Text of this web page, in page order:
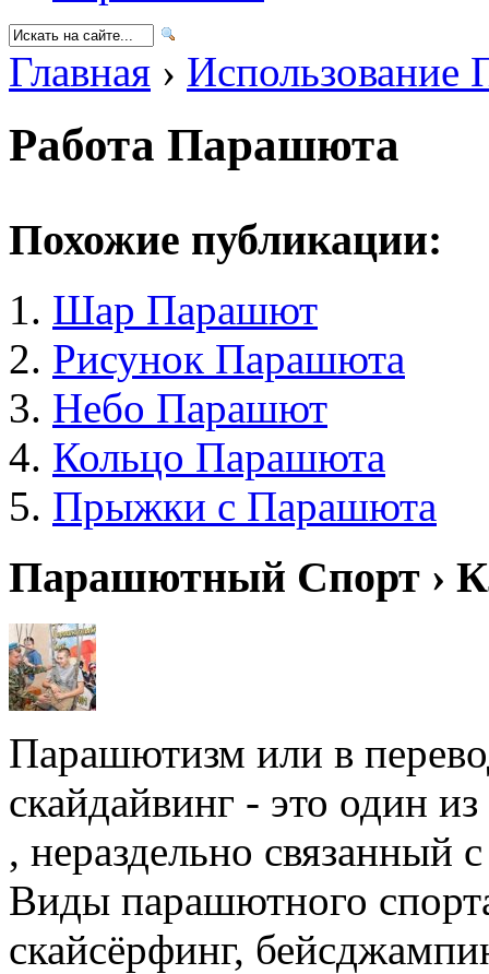
Главная › Использование
Работа Парашюта
Похожие публикации:
Шар Парашют
Рисунок Парашюта
Небо Парашют
Кольцо Парашюта
Прыжки с Парашюта
Парашютный Спорт ›
Парашютизм или в
скайдайвинг - это один
, нераздельно
Виды парашютного
скайсёрфинг,